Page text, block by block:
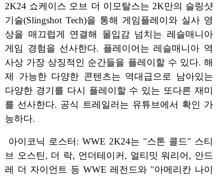
2K24 쇼케이스 오브 더 이모탈스는 2K만의 슬링샷
기술(Slingshot Tech)을 통해 게임플레이와 실사 영
상을 매끄럽게 연결해 몰입감 넘치는 레슬매니아
게임 경험을 선사한다. 플레이어는 레슬매니아 역
사상 가장 상징적인 순간들을 플레이할 수 있다. 해
제 가능한 다양한 콘텐츠는 역대급으로 남아있는
다양한 경기를 다시 플레이할 수 있는 또다른 재미
를 선사한다. 공식 트레일러는 유튜브에서 확인 가
능하다.
아이코닉 로스터: WWE 2K24는 "스톤 콜드" 스티
브 오스틴, 더 락, 언더테이커, 얼티밋 워리어, 안드
레 더 자이언트 등 WWE 레전드와 "아메리칸 나이